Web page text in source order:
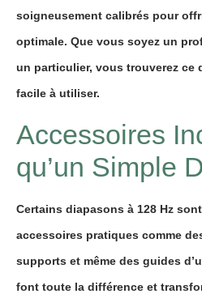
soigneusement calibrés pour
optimale. Que vous soyez un
un particulier, vous trouverez ce
facile à utiliser.
Accessoires
qu’un Simple
Certains diapasons à 128 Hz
accessoires pratiques comme
supports et même des guides
font toute la différence et